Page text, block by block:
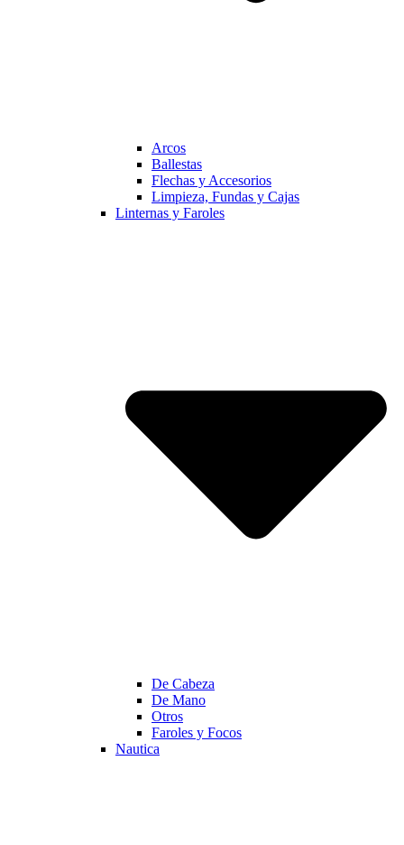
Arcos
Ballestas
Flechas y Accesorios
Limpieza, Fundas y Cajas
Linternas y Faroles
De Cabeza
De Mano
Otros
Faroles y Focos
Nautica